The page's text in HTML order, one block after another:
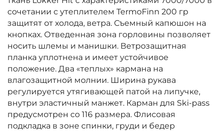
сочетании с утеплителем TermoFinn 200 гр
защитят от холода, ветра. Съемный капюшон на
кнопках. Отведенная зона горловины позволяет
носить шлемы и манишки. Ветрозащитная
планка уплотнена и имеет устойчивое
положение. Два «теплых» кармана на
влагозащитной молнии. Ширина рукава
регулируется утягивающей патой на липучке,
внутри эластичный манжет. Карман для Ski-pass
предусмотрен со 116 размера. Флисовая
подкладка в зоне спинки, груди и бедер